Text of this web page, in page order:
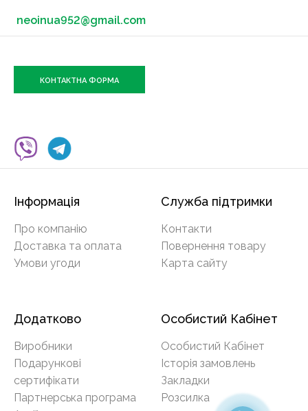
neoinua952@gmail.com
КОНТАКТНА ФОРМА
Інформація
Про компанію
Доставка та оплата
Умови угоди
Служба підтримки
Контакти
Повернення товару
Карта сайту
Додатково
Виробники
Подарункові
сертифікати
Партнерська програма
Особистий Кабінет
Особистий Кабінет
Історія замовлень
Закладки
Розсилка